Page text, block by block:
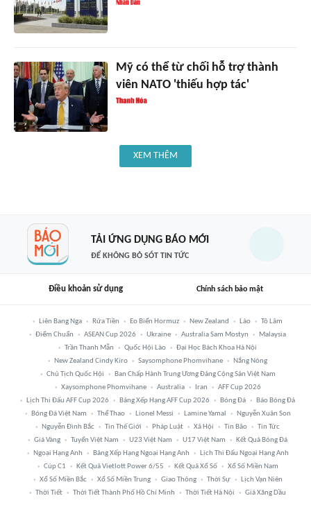
Mỹ có thể từ chối hỗ trợ thành
viên NATO 'thiếu hợp tác'
XEM THÊM
TẢI ỨNG DỤNG BÁO MỚI
ĐỂ KHÔNG BỎ SÓT TIN TỨC
Điều khoản sử dụng Chính sách bảo mật
Liên Bang Nga Rửa Tiền Eo Biển Hormuz New Zealand Lào
Tô Lâm
Điểm Chuẩn
ASEAN Cup 2026 Ukraine Australia Sam Mostyn
Malaysia
Trần Thanh Mẫn
Quốc Hội Lào
Đại Học Bách Khoa Hà Nội
New Zealand Cindy Kiro
Saysomphone Phomvihane
Nắng Nóng
Chủ Tịch Quốc Hội
Ban Chấp Hành Trung Ương Đảng Cộng Sản Việt Nam
Xaysomphone Phomvihane
Australia Iran
AFF Cup 2026
Lịch Thi Đấu AFF Cup 2026
Bảng Xếp Hạng AFF Cup 2026 Bóng Đá
Báo Bóng Đá
Bóng Đá Việt Nam
Thể Thao Lionel Messi Lamine Yamal
Nguyễn Xuân Son
Nguyễn Đình Bắc
Tin Thế Giới Pháp Luật Xã Hội Tin Bão
Tin Tức
Giá Vàng
Tuyển Việt Nam U23 Việt Nam U17 Việt Nam
Kết Quả Bóng Đá
Ngoại Hạng Anh
Bảng Xếp Hạng Ngoại Hạng Anh
Lịch Thi Đấu Ngoại Hạng Anh
Cúp C1
Kết Quả Vietlott Power 6/55 Kết Quả Xổ Số
Xổ Số Miền Nam
Xổ Số Miền Bắc
Xổ Số Miền Trung Giao Thông Thời Sự
Lịch Vạn Niên
Thời Tiết
Thời Tiết Thành Phố Hồ Chí Minh Thời Tiết Hà Nội Giá Xăng Dầu